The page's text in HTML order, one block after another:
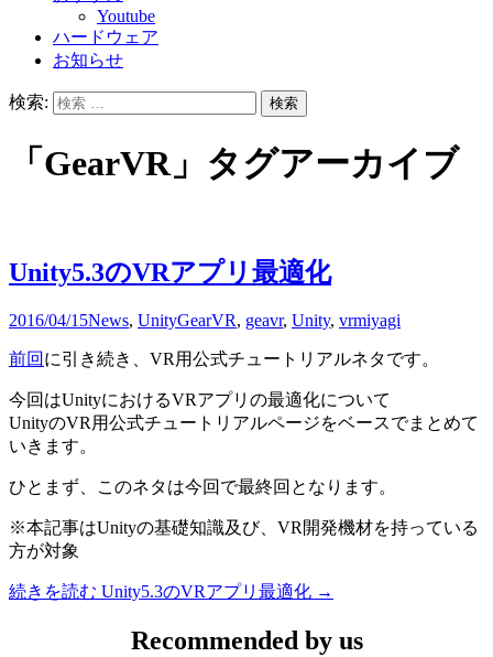
Youtube
ハードウェア
お知らせ
検索:
「GearVR」タグアーカイブ
Unity5.3のVRアプリ最適化
2016/04/15News, UnityGearVR, geavr, Unity, vrmiyagi
前回 に引き続き、VR用公式チュートリアルネタです。
今回はUnityにおけるVRアプリの最適化について
UnityのVR用公式チュートリアルページをベースでまとめて
いきます。
ひとまず、このネタは今回で最終回となります。
※本記事はUnityの基礎知識及び、VR開発機材を持っている
方が対象
続きを読む Unity5.3のVRアプリ最適化 →
Recommended by us